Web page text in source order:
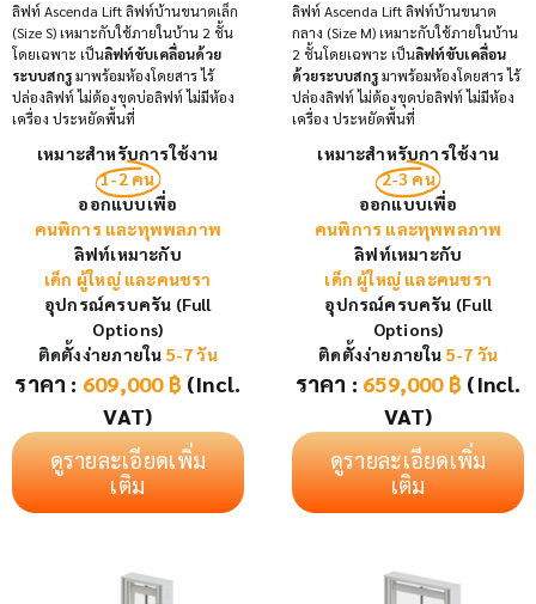
ลิฟท์ Ascenda Lift ลิฟท์บ้านขนาดเล็ก
(Size S) เหมาะกับใช้ภายในบ้าน 2 ชั้น
โดยเฉพาะ เป็นลิฟท์ขับเคลื่อนด้วย
ระบบสกรูมาพร้อมห้องโดยสาร ไร้
ปล่องลิฟท์ ไม่ต้องขุดบ่อลิฟท์ ไม่มีห้อง
เครื่อง ประหยัดพื้นที่
เหมาะสำหรับการใช้งาน
1-2 คน
ออกแบบเพื่อ
คนพิการ และทุพพลภาพ
ลิฟท์เหมาะกับ
เด็ก ผู้ใหญ่ และคนชรา
อุปกรณ์ครบครัน (Full
Options)
ติดตั้งง่ายภายใน 5-7 วัน
ราคา : 609,000 ฿ (Incl.
VAT)
ดูรายละเอียดเพิ่ม
เติม
ลิฟท์ Ascenda Lift ลิฟท์บ้านขนาด
กลาง (Size M) เหมาะกับใช้ภายในบ้าน
2 ชั้นโดยเฉพาะ เป็นลิฟท์ขับเคลื่อน
ด้วยระบบสกรูมาพร้อมห้องโดยสาร ไร้
ปล่องลิฟท์ ไม่ต้องขุดบ่อลิฟท์ ไม่มีห้อง
เครื่อง ประหยัดพื้นที่
เหมาะสำหรับการใช้งาน
2-3 คน
ออกแบบเพื่อ
คนพิการ และทุพพลภาพ
ลิฟท์เหมาะกับ
เด็ก ผู้ใหญ่ และคนชรา
อุปกรณ์ครบครัน (Full
Options)
ติดตั้งง่ายภายใน 5-7 วัน
ราคา : 659,000 ฿ (Incl.
VAT)
ดูรายละเอียดเพิ่ม
เติม